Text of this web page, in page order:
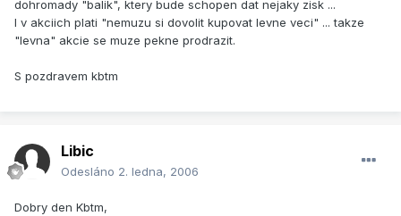
dohromady "balik", ktery bude schopen dat nejaky zisk ...
I v akciich plati "nemuzu si dovolit kupovat levne veci" ... takze
"levna" akcie se muze pekne prodrazit.
S pozdravem kbtm
Libic
Odesláno 2. ledna, 2006
Dobry den Kbtm,